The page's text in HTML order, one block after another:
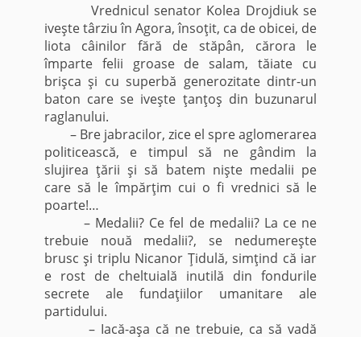
Vrednicul senator Kolea Drojdiuk se
iveşte târziu în Agora, însoţit, ca de obicei, de
liota câinilor fără de stăpân, cărora le
împarte felii groase de salam, tăiate cu
brişca şi cu superbă generozitate dintr-un
baton care se iveşte ţanţoş din buzunarul
raglanului.
– Bre jabracilor, zice el spre aglomerarea
politicească, e timpul să ne gândim la
slujirea ţării şi să batem nişte medalii pe
care să le împărţim cui o fi vrednici să le
poarte!…
– Medalii? Ce fel de medalii? La ce ne
trebuie nouă medalii?, se nedumereşte
brusc şi triplu Nicanor Ţidulă, simţind că iar
e rost de cheltuială inutilă din fondurile
secrete ale fundaţiilor umanitare ale
partidului.
– Iacă-aşa că ne trebuie, ca să vadă